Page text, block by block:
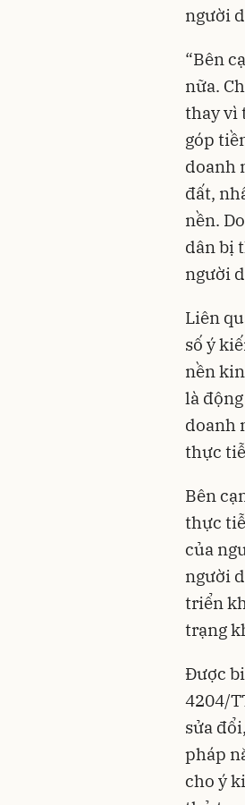
người
“Bên
nữa.
thay vì
góp
doanh
đất,
nền.
dân bị
người
Liên
số ý
nền
là
doanh
thực
Bên
thực
của
người
triển
trạng
Được
4204/
sửa
pháp
cho ý